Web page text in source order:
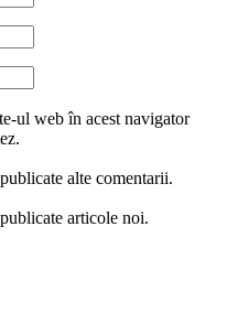
ul web în acest navigator
alte comentarii.
articole noi.